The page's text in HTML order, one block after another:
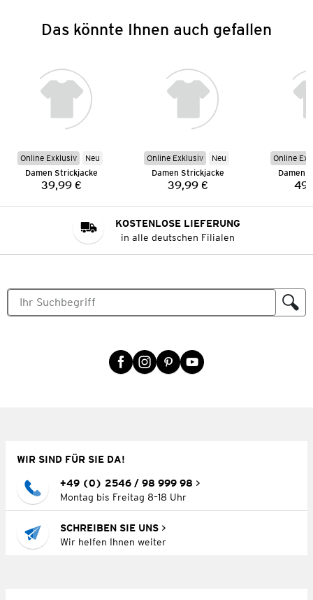
Das könnte Ihnen auch gefallen
Online Exklusiv
Neu
Damen Strickjacke
Preis:
39,99 €
Online Exklusiv
Neu
Damen Strickjacke
Preis:
39,99 €
Online
Damen
KOSTENLOSE LIEFERUNG
in alle deutschen Filialen
WIR SIND FÜR SIE DA!
+49 (0) 2546 / 98 999 98
Montag bis Freitag 8–18 Uhr
SCHREIBEN SIE UNS
Wir helfen Ihnen weiter